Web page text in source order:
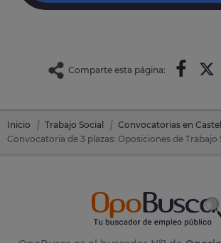
Comparte esta página:
Inicio Trabajo Social
Convocatorias en